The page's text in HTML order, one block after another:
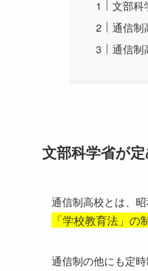
文部科
通信制
通信制
文部科学省が
通信制高校とは、
「学校教育法」
通信制の他にも定時